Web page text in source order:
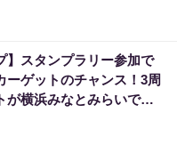
】スタンプラリー参加で
ーゲットのチャンス！3周
が横浜みなとみらいで開